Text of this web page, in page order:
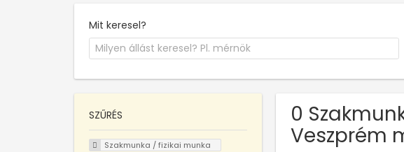
Mit keresel?
0
Veszprém
SZŰRÉS
Szakmunka / fizikai munka